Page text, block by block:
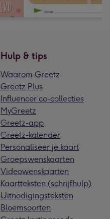
Hulp & tips
Waarom Greetz
Greetz Plus
Influencer co-collecties
MyGreetz
Greetz-app
Greetz-kalender
Personaliseer je kaart
Groepswenskaarten
Videowenskaarten
Kaartteksten (schrijfhulp)
Uitnodigingsteksten
Bloemsoorten